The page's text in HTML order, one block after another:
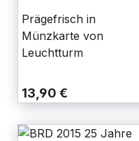
Prägefrisch in
Münzkarte von
Leuchtturm
13,90 €